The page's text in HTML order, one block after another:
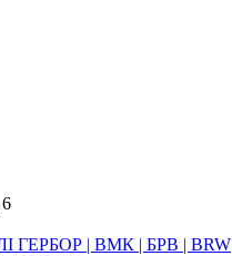
ГЕРБОР | ВМК | БРВ | BRW